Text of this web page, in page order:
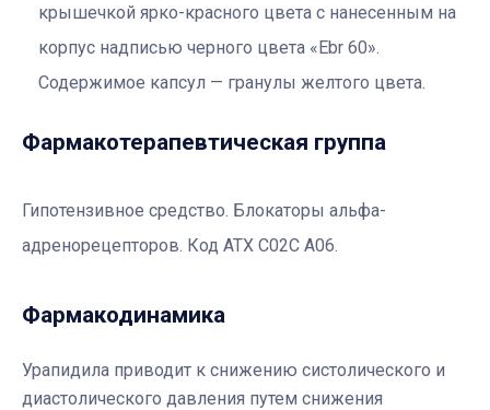
крышечкой ярко-красного цвета с нанесенным на
корпус надписью черного цвета «Ebr 60».
Содержимое капсул — гранулы желтого цвета.
Фармакотерапевтичеcкая группа
Гипотензивное средство. Блокаторы альфа-
адренорецепторов. Код АТХ С02С А06.
Фармакодинамика
Урапидила приводит к снижению систолического и
диастолического давления путем снижения